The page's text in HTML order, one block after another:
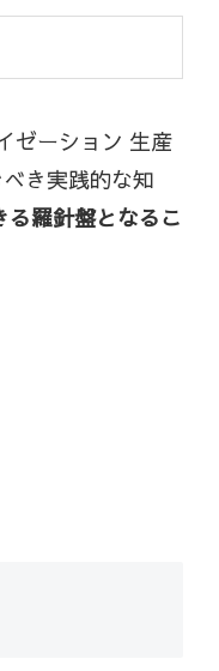
ゼーション 生産
き実践的な知
羅針盤となるこ